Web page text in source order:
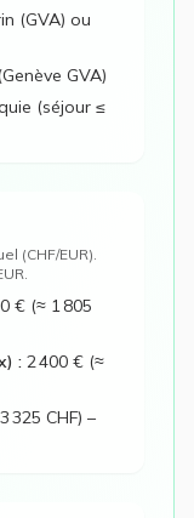
(GVA) ou
GVA)
(séjour ≤
(CHF/EUR).
€ (≈ 1 805
: 2 400 € (≈
325 CHF) –